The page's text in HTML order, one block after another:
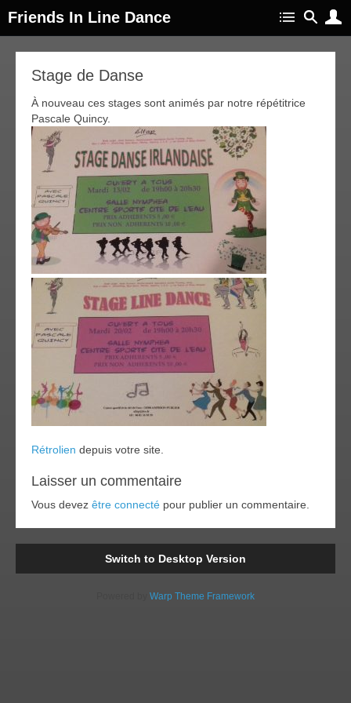
Friends In Line Dance
Stage de Danse
À nouveau ces stages sont animés par notre répétitrice
Pascale Quincy.
Rétrolien depuis votre site.
Laisser un commentaire
Vous devez être connecté pour publier un commentaire.
Switch to Desktop Version
Warp Theme Framework